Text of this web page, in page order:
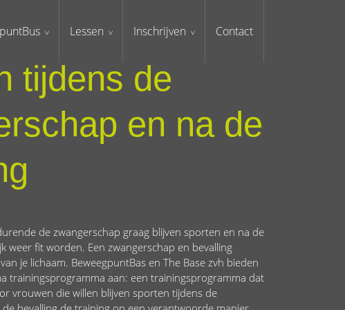
Lessen Inschrijven Contact
tijdens de
en na de
de zwangerschap graag blijven sporten en na de
weer fit worden. Een zwangerschap en bevalling
je lichaam. BeweegpuntBas en The Base zvh bieden
trainingsprogramma aan: een trainingsprogramma dat
vrouwen die willen blijven sporten tijdens de